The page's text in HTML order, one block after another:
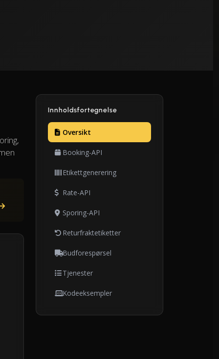
Innholdsfortegnelse
Oversikt
Booking-API
Etikettgenerering
Rate-API
Sporing-API
Returfraktetiketter
Budforespørsel
Tjenester
Kodeeksempler